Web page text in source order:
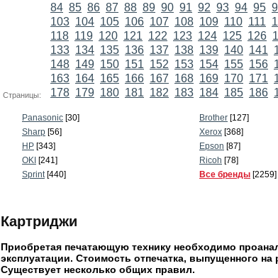
Страницы:
84 85 86 87 88 89 90 91 92 93 94 95
103 104 105 106 107 108 109 110 111
118 119 120 121 122 123 124 125 126
133 134 135 136 137 138 139 140 141
148 149 150 151 152 153 154 155 156
163 164 165 166 167 168 169 170 171
178 179 180 181 182 183 184 185 186
Panasonic [30] Brother [127]
Sharp [56] Xerox [368]
HP [343] Epson [87]
OKI [241] Ricoh [78]
Sprint[440] Все бренды [2259]
Картриджи
Приобретая печатающую технику необходимо
эксплуатации. Стоимость отпечатка, выпущенного
Существует несколько общих правил.